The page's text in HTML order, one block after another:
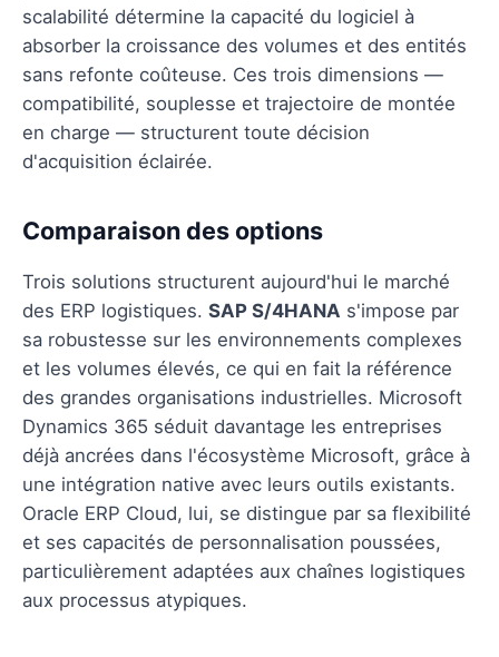
scalabilité détermine la capacité du logiciel à
absorber la croissance des volumes et des entités
sans refonte coûteuse. Ces trois dimensions —
compatibilité, souplesse et trajectoire de montée
en charge — structurent toute décision
d'acquisition éclairée.
Comparaison des options
Trois solutions structurent aujourd'hui le marché
des ERP logistiques. SAP S/4HANA s'impose par
sa robustesse sur les environnements complexes
et les volumes élevés, ce qui en fait la référence
des grandes organisations industrielles. Microsoft
Dynamics 365 séduit davantage les entreprises
déjà ancrées dans l'écosystème Microsoft, grâce à
une intégration native avec leurs outils existants.
Oracle ERP Cloud, lui, se distingue par sa flexibilité
et ses capacités de personnalisation poussées,
particulièrement adaptées aux chaînes logistiques
aux processus atypiques.